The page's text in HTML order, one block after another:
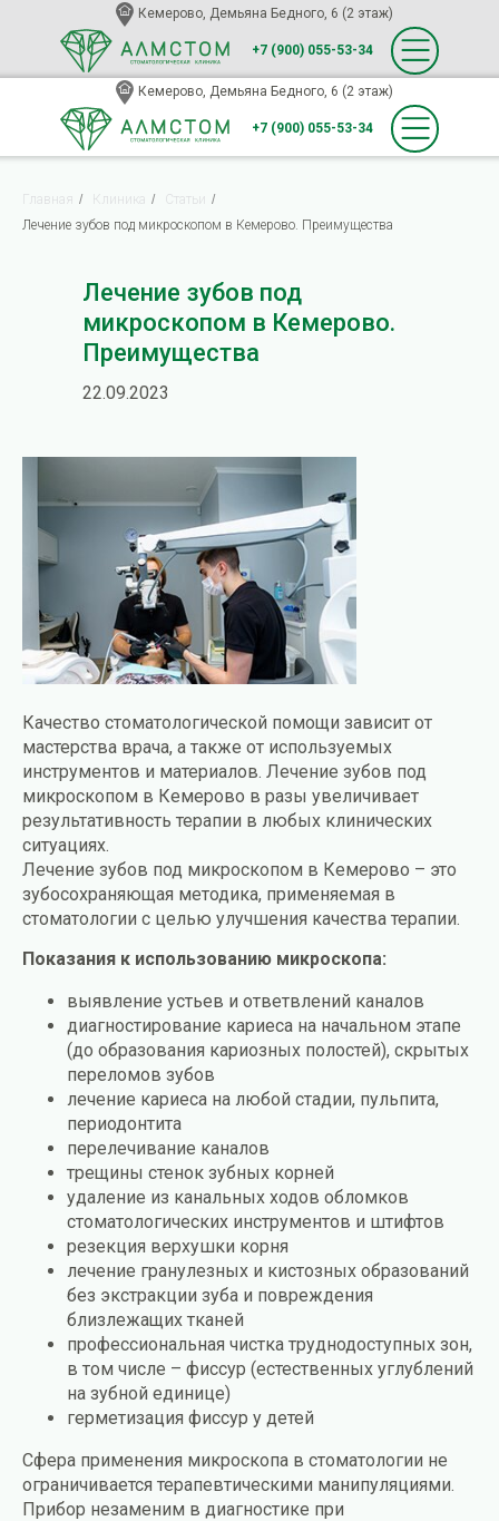
+7 (900) 055-53-34
Кемерово, Демьяна Бедного, 6 (2 этаж)
+7 (900) 055-53-34
Кемерово, Демьяна Бедного, 6 (2 этаж)
Главная / Клиника / Статьи /
Лечение зубов под микроскопом в Кемерово. Преимущества
Лечение зубов под
микроскопом в Кемерово.
Преимущества
22.09.2023
Качество стоматологической помощи зависит от
мастерства врача, а также от используемых
инструментов и материалов. Лечение зубов под
микроскопом в Кемерово в разы увеличивает
результативность терапии в любых клинических
ситуациях.
Лечение зубов под микроскопом в Кемерово – это
зубосохраняющая методика, применяемая в
стоматологии с целью улучшения качества терапии.
Показания к использованию микроскопа:
выявление устьев и ответвлений каналов
диагностирование кариеса на начальном этапе
(до образования кариозных полостей), скрытых
переломов зубов
лечение кариеса на любой стадии, пульпита,
периодонтита
перелечивание каналов
трещины стенок зубных корней
удаление из канальных ходов обломков
стоматологических инструментов и штифтов
резекция верхушки корня
лечение гранулезных и кистозных образований
без экстракции зуба и повреждения
близлежащих тканей
профессиональная чистка труднодоступных зон,
в том числе – фиссур (естественных углублений
на зубной единице)
герметизация фиссур у детей
Сфера применения микроскопа в стоматологии не
ограничивается терапевтическими манипуляциями.
Прибор незаменим в диагностике при